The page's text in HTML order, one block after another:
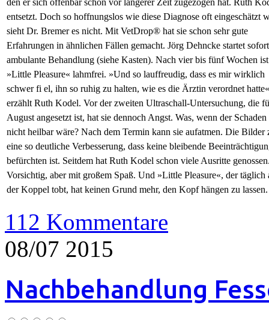
entsetzt. Doch so hoffnungslos wie diese Diagnose oft eingeschätzt
sieht Dr. Bremer es nicht. Mit VetDrop® hat sie schon sehr gute
Erfahrungen in ähnlichen Fällen gemacht. Jörg Dehncke startet
ambulante Behandlung (siehe Kasten). Nach vier bis fünf Wochen ist
»Little Pleasure« lahmfrei. »Und so lauffreudig, dass es mir wirklich
schwer fi el, ihn so ruhig zu halten, wie es die Ärztin verordnet
erzählt Ruth Kodel. Vor der zweiten Ultraschall-Untersuchung, die
August angesetzt ist, hat sie dennoch Angst. Was, wenn der
nicht heilbar wäre? Nach dem Termin kann sie aufatmen. Die Bilder
eine so deutliche Verbesserung, dass keine bleibende
befürchten ist. Seitdem hat Ruth Kodel schon viele Ausritte
Vorsichtig, aber mit großem Spaß. Und »Little Pleasure«, der täglich
der Koppel tobt, hat keinen Grund mehr, den Kopf hängen zu lassen.
112 Kommentare
08/07 2015
Nachbehandlung